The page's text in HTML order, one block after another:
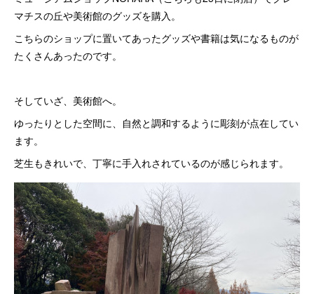
マチスの丘や美術館のグッズを購入。
こちらのショップに置いてあったグッズや書籍は気になるものが
たくさんあったのです。
そしていざ、美術館へ。
ゆったりとした空間に、自然と調和するように彫刻が点在してい
ます。
芝生もきれいで、丁寧に手入れされているのが感じられます。